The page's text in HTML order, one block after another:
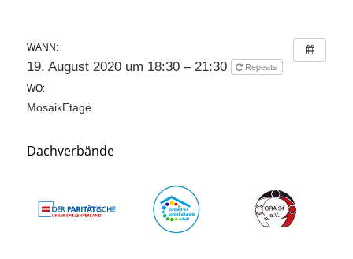
WANN:
19. August 2020 um 18:30 – 21:30 Repeats
WO:
MosaikEtage
Dachverbände